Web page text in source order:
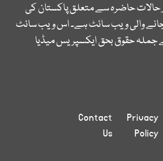
حالات حاضرہ سے متعلق پاکستان کی
والی ویب سائٹ ہے۔ اس ویب سائٹ
جملہ حقوق بحق ایکسپریس میڈیا
Privacy
Policy
Contact
Us